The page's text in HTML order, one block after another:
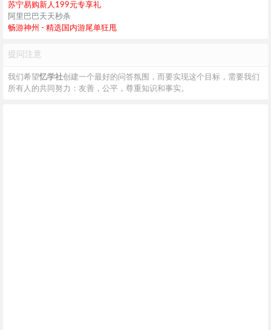
苏宁易购新人199元专享礼
阿里巴巴天天秒杀
畅游神州 - 精选国内游尾单狂甩
提问注意
我们希望忆学社创建一个最好的问答氛围，而要实现这个目标，需要我们
所有人的共同努力：友善，公平，尊重知识和事实。